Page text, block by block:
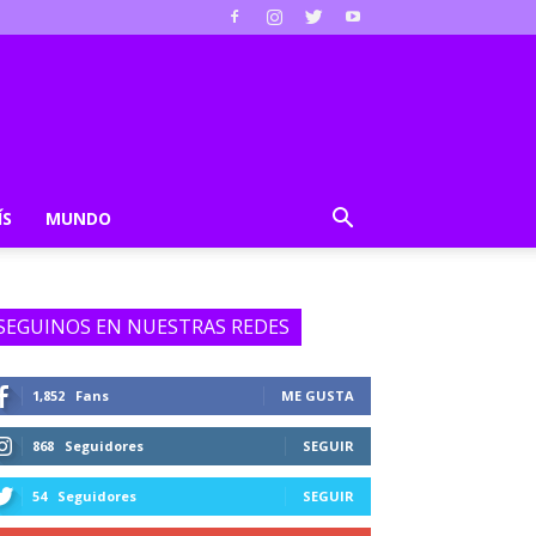
MUNDO
EN NUESTRAS REDES
1,852 Fans ME GUSTA
868 Seguidores SEGUIR
54 Seguidores SEGUIR